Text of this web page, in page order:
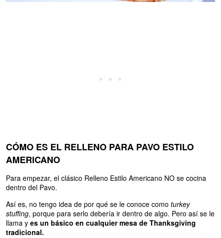
CÓMO ES EL RELLENO PARA PAVO ESTILO
AMERICANO
Para empezar, el clásico Relleno Estilo Americano NO se cocina
dentro del Pavo.
Así es, no tengo idea de por qué se le conoce como turkey
stuffing, porque para serlo debería ir dentro de algo. Pero así se le
llama y es un básico en cualquier mesa de Thanksgiving
tradicional.